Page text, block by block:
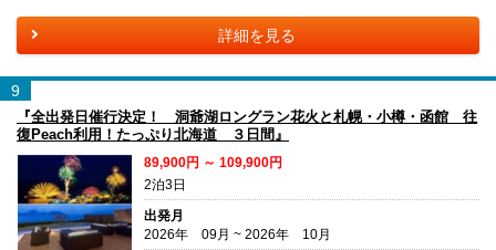
詳細を見る
9
『全出発日催行決定！ 洞爺湖ロングラン花火と札幌・小樽・函館 往
復Peach利用！たっぷり北海道 ３日間』
89,900円 ～ 109,900円
2泊3日
出発月
2026年 09月 ~ 2026年 10月